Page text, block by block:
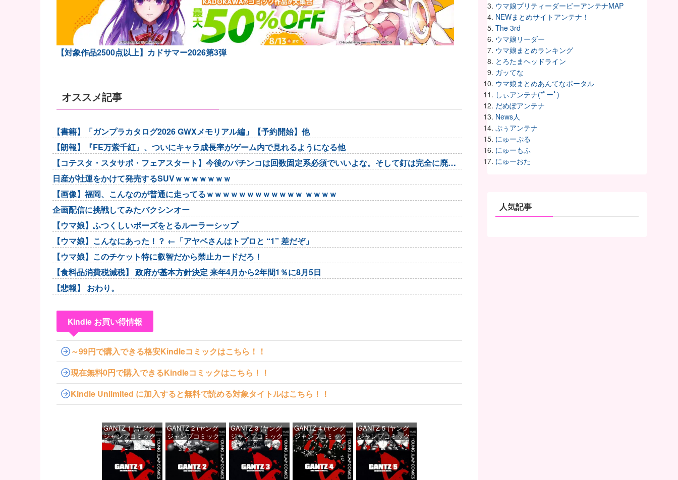
【対象作品2500点以上】カドサマー2026第3弾
オススメ記事
【書籍】「ガンプラカタログ2026 GWXメモリアル編」【予約開始】他
【朗報】『FE万紫千紅』、ついにキャラ成長率がゲーム内で見れるようになる他
【コテスタ・スタサポ・フェアスタート】今後のパチンコは回数固定系必須でいいよな。そして釘は完全に廃止
するべき
日産が社運をかけて発売するSUVｗｗｗｗｗｗｗ
【画像】福岡、こんなのが普通に走ってるｗｗｗｗｗｗｗｗｗｗｗｗ ｗｗｗｗ
企画配信に挑戦してみたバクシンオー
【ウマ娘】ふつくしいポーズをとるルーラーシップ
【ウマ娘】こんなにあった！？ ←「アヤベさんはトプロと “1” 差だぞ」
【ウマ娘】このチケット特に叡智だから禁止カードだろ！
【食料品消費税減税】 政府が基本方針決定 来年4月から2年間1％に8月5日
【悲報】 おわり。
Kindle お買い得情報
～99円で購入できる格安Kindleコミックはこちら！！
現在無料0円で購入できるKindleコミックはこちら！！
Kindle Unlimited に加入すると無料で読める対象タイトルはこちら！！
GANTZ 1 (ヤング
ジャンプコミック
スDIGITAL)
価格：¥100
GANTZ 2 (ヤング
ジャンプコミック
スDIGITAL)
価格：¥100
GANTZ 3 (ヤング
ジャンプコミック
スDIGITAL)
価格：¥100
GANTZ 4 (ヤング
ジャンプコミック
スDIGITAL)
価格：¥100
GANTZ 5 (ヤング
ジャンプコミック
スDIGITAL)
価格：¥100
ウマ娘プリティーダービーアンテナMAP
NEWまとめサイトアンテナ！
The 3rd
ウマ娘リーダー
ウマ娘まとめランキング
とろたまヘッドライン
ガッてな
ウマ娘まとめあんてなポータル
しぃアンテナ(*ﾟーﾟ)
だめぽアンテナ
News人
ぷぅアンテナ
にゅーぷる
にゅーもふ
にゅーおた
人気記事